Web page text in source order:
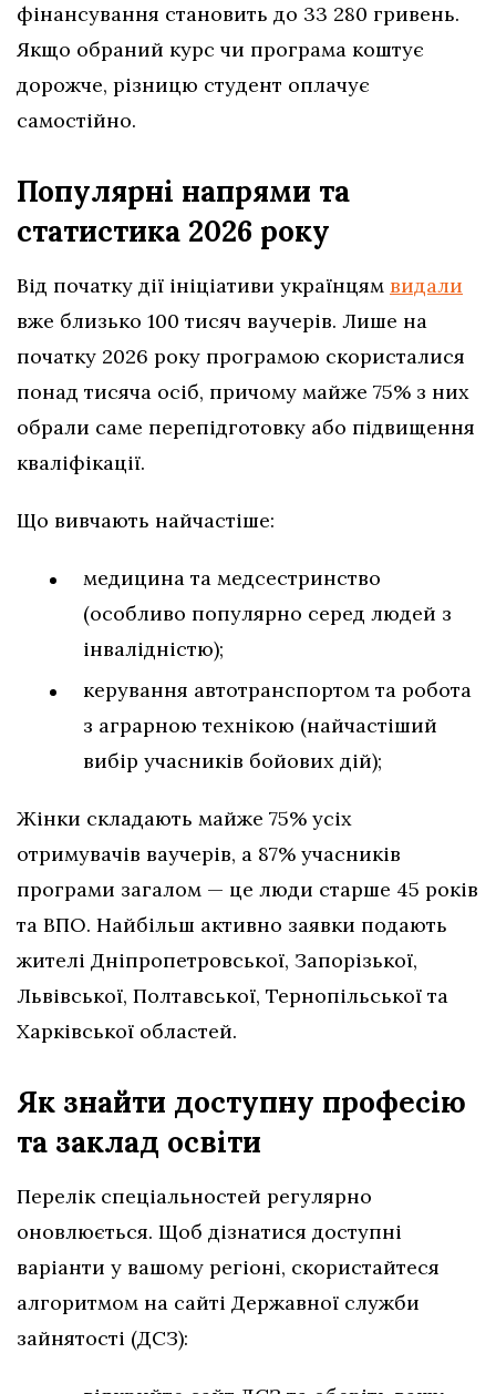
фінансування становить до 33 280 гривень.
Якщо обраний курс чи програма коштує
дорожче, різницю студент оплачує
самостійно.
Популярні напрями та
статистика 2026 року
Від початку дії ініціативи українцям видали
вже близько 100 тисяч ваучерів. Лише на
початку 2026 року програмою скористалися
понад тисяча осіб, причому майже 75% з них
обрали саме перепідготовку або підвищення
кваліфікації.
Що вивчають найчастіше:
медицина та медсестринство
(особливо популярно серед людей з
інвалідністю);
керування автотранспортом та робота
з аграрною технікою (найчастіший
вибір учасників бойових дій);
Жінки складають майже 75% усіх
отримувачів ваучерів, а 87% учасників
програми загалом — це люди старше 45 років
та ВПО. Найбільш активно заявки подають
жителі Дніпропетровської, Запорізької,
Львівської, Полтавської, Тернопільської та
Харківської областей.
Як знайти доступну професію
та заклад освіти
Перелік спеціальностей регулярно
оновлюється. Щоб дізнатися доступні
варіанти у вашому регіоні, скористайтеся
алгоритмом на сайті Державної служби
зайнятості (ДСЗ):